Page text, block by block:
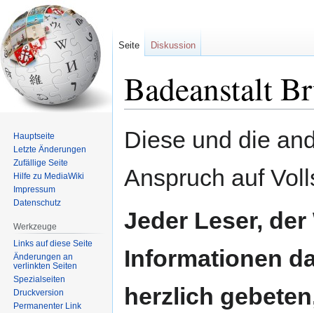
Badeanstalt
Navigation
Suche
Diese und die
Anspruch auf
Jeder Leser,
Informationen
herzlich
Seite Diskussion
Hauptseite
Letzte Änderungen
Zufällige Seite
Hilfe zu MediaWiki
Impressum
Datenschutz
Werkzeuge
Links auf diese Seite
Änderungen an
verlinkten Seiten
Spezialseiten
Druckversion
Permanenter Link